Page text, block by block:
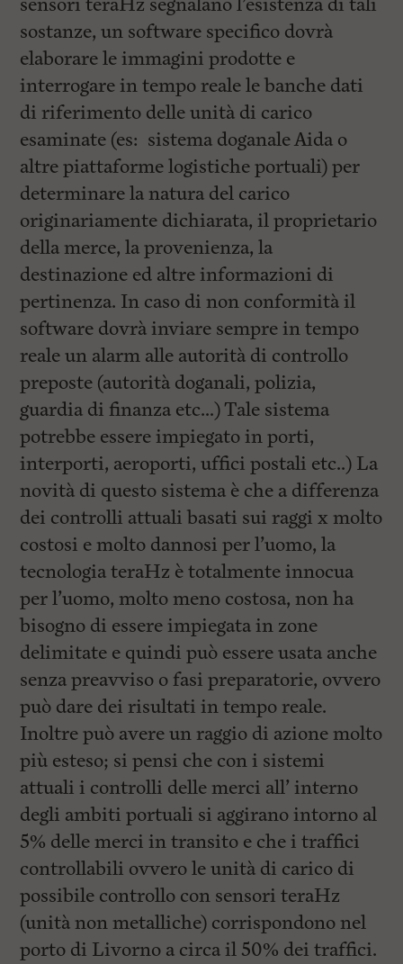
sostanze, un software specifico dovrà
elaborare le immagini prodotte e
interrogare in tempo reale le banche dati
di riferimento delle unità di carico
esaminate (es: sistema doganale Aida o
altre piattaforme logistiche portuali) per
determinare la natura del carico
originariamente dichiarata, il proprietario
della merce, la provenienza, la
destinazione ed altre informazioni di
pertinenza. In caso di non conformità il
software dovrà inviare sempre in tempo
reale un alarm alle autorità di controllo
preposte (autorità doganali, polizia,
guardia di finanza etc…) Tale sistema
potrebbe essere impiegato in porti,
interporti, aeroporti, uffici postali etc..) La
novità di questo sistema è che a differenza
dei controlli attuali basati sui raggi x molto
costosi e molto dannosi per l’uomo, la
tecnologia teraHz è totalmente innocua
per l’uomo, molto meno costosa, non ha
bisogno di essere impiegata in zone
delimitate e quindi può essere usata anche
senza preavviso o fasi preparatorie, ovvero
può dare dei risultati in tempo reale.
Inoltre può avere un raggio di azione molto
più esteso; si pensi che con i sistemi
attuali i controlli delle merci all’ interno
degli ambiti portuali si aggirano intorno al
5% delle merci in transito e che i traffici
controllabili ovvero le unità di carico di
possibile controllo con sensori teraHz
(unità non metalliche) corrispondono nel
porto di Livorno a circa il 50% dei traffici.